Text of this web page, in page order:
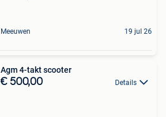
Meeuwen 19 jul 26
Agm 4-takt scooter
€ 500,00 Details